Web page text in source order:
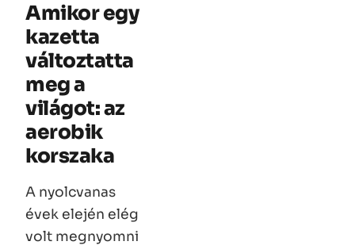
Amikor egy
kazetta
változtatta
meg a
világot: az
aerobik
korszaka
A nyolcvanas
évek elején elég
volt megnyomni